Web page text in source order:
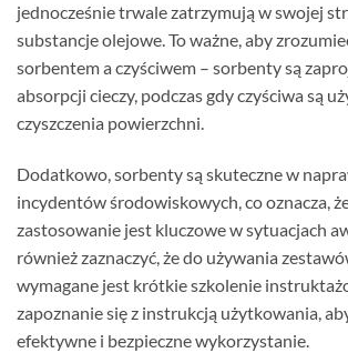
jednocześnie trwale zatrzymują w swojej
substancje olejowe. To ważne, aby
sorbentem a czyściwem – sorbenty są
absorpcji cieczy, podczas gdy czyściwa są
czyszczenia powierzchni.
Dodatkowo, sorbenty są skuteczne w
incydentów środowiskowych, co oznacza,
zastosowanie jest kluczowe w sytuacjach
również zaznaczyć, że do używania
wymagane jest krótkie szkolenie
zapoznanie się z instrukcją użytkowania,
efektywne i bezpieczne wykorzystanie.